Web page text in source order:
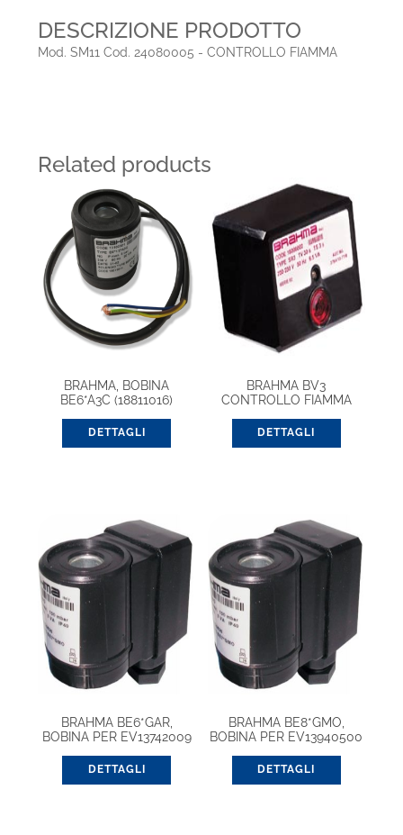
DESCRIZIONE PRODOTTO
Mod. SM11 Cod. 24080005 - CONTROLLO FIAMMA
Related products
BRAHMA, BOBINA
BE6*A3C (18811016)
DETTAGLI
BRAHMA BV3
CONTROLLO FIAMMA
DETTAGLI
BRAHMA BE6*GAR,
BOBINA PER EV13742009
DETTAGLI
BRAHMA BE8*GMO,
BOBINA PER EV13940500
DETTAGLI